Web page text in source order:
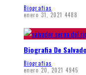
Biografias
enero 31, 2021 4488
Biografia De
Biografias
enero 20, 2021 4945